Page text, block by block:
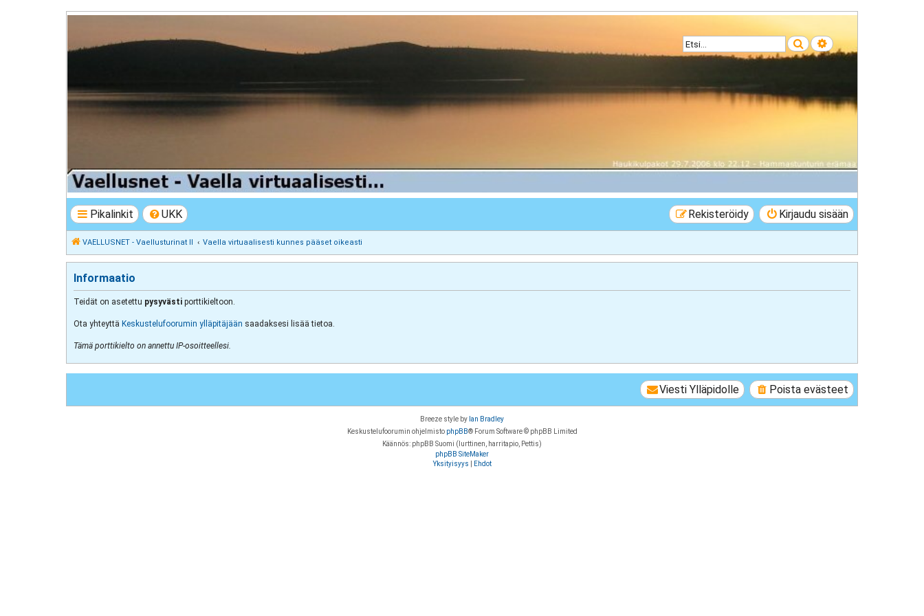
Etsi Tarkennettu haku
VAELLUSNET - Vaellusturinat II
Keskustelua vaeltamisesta ja Lapista
Pikalinkit UKK Kirjaudu sisään
Rekisteröidy
VAELLUSNET - Vaellusturinat II Vaella virtuaalisesti kunnes pääset oikeasti
Informaatio
Teidät on asetettu pysyvästi porttikieltoon.
Ota yhteyttä Keskustelufoorumin ylläpitäjään saadaksesi lisää tietoa.
Tämä porttikielto on annettu IP-osoitteellesi.
Poista evästeet
Viesti Ylläpidolle
Breeze style by Ian Bradley
Keskustelufoorumin ohjelmisto phpBB® Forum Software © phpBB Limited
Käännös: phpBB Suomi (lurttinen, harritapio, Pettis)
phpBB SiteMaker
Yksityisyys
Ehdot